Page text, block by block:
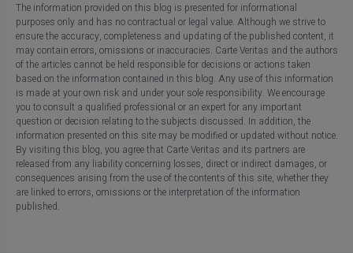
The information provided on this blog is presented for informational
purposes only and has no contractual or legal value. Although we strive to
ensure the accuracy, completeness and updating of the published content, it
may contain errors, omissions or inaccuracies. Carte Veritas and the authors
of the articles cannot be held responsible for decisions or actions taken
based on the information contained in this blog. Any use of this information
is made at your own risk and under your sole responsibility. We encourage
you to consult a qualified professional or an expert for any important
question or decision relating to the subjects discussed. In addition, the
information presented on this site may be modified or updated without notice.
By visiting this blog, you agree that Carte Veritas and its partners are
released from any liability concerning losses, direct or indirect damages, or
consequences arising from the use of the contents of this site, whether they
are linked to errors, omissions or the interpretation of the information
published.